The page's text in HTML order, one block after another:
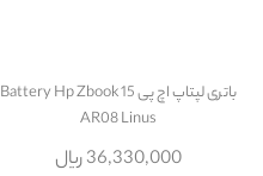
باتری لپتاپ اچ پی Battery Hp Zbook 15
AR08 Linus
36,330,000 ریال